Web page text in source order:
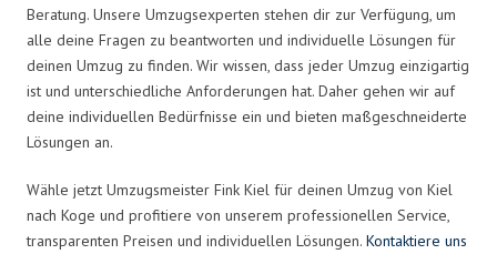
Beratung. Unsere Umzugsexperten stehen dir zur Verfügung, um
alle deine Fragen zu beantworten und individuelle Lösungen für
deinen Umzug zu finden. Wir wissen, dass jeder Umzug einzigartig
ist und unterschiedliche Anforderungen hat. Daher gehen wir auf
deine individuellen Bedürfnisse ein und bieten maßgeschneiderte
Lösungen an.
Wähle jetzt Umzugsmeister Fink Kiel für deinen Umzug von Kiel
nach Koge und profitiere von unserem professionellen Service,
transparenten Preisen und individuellen Lösungen. Kontaktiere uns